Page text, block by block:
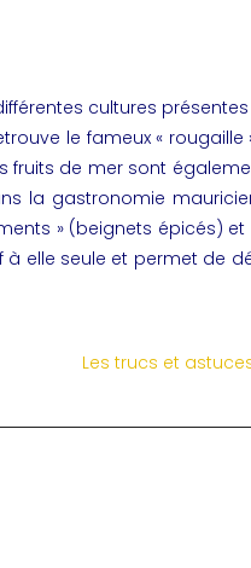
cultures
le fameux «
de mer sont
la gastronomie
» (beignets épicés)
elle seule et permet de
Les trucs et